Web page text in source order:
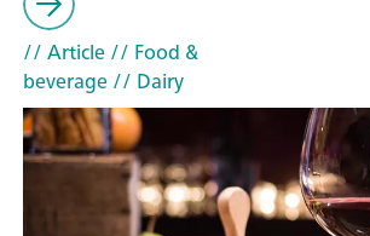
// Article// Food &
beverage// Dairy